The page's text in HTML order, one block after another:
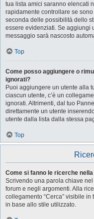
tua lista amici saranno elencati
rapidamente controllare se
seconda delle possibilità dello
essere evidenziati. Se aggiungi
messaggio sarà nascosto
Top
Come posso aggiungere o
ignorati?
Puoi aggiungere un utente alla
ciascun utente, c’è un
ignorati. Altrimenti, dal tuo
direttamente un utente
utente dalla lista dalla stessa
Top
Come si fanno le ricerche
Scrivendo una parola chiave
forum e negli argomenti. Alla
collegamento “Cerca” visibile
in base allo stile utilizzato.